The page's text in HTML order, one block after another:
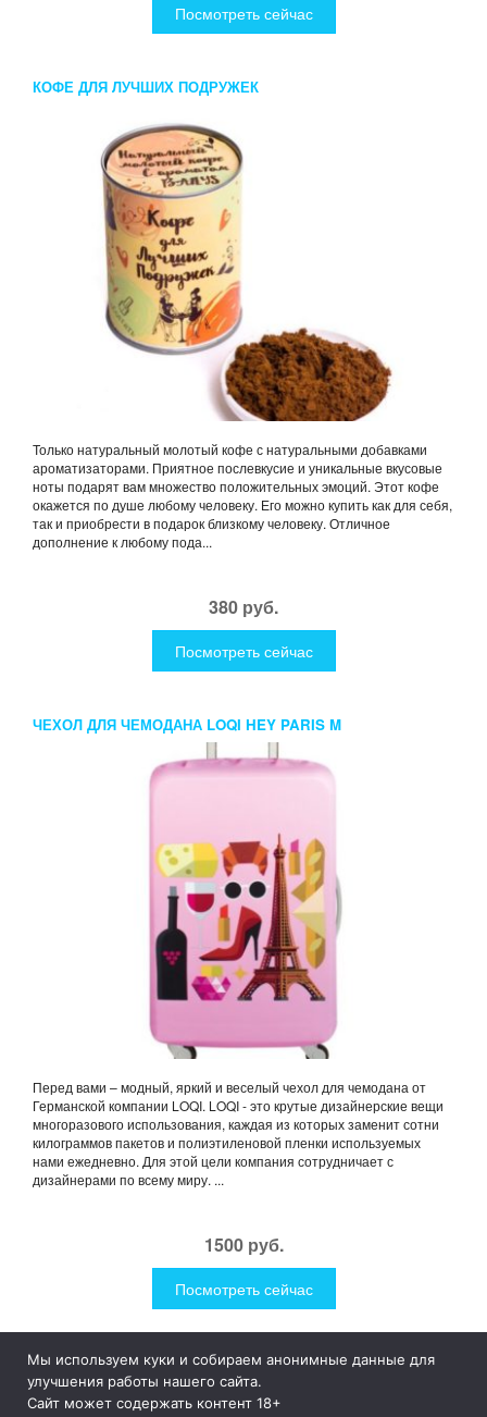
Посмотреть сейчас
КОФЕ ДЛЯ ЛУЧШИХ ПОДРУЖЕК
Только натуральный молотый кофе с натуральными добавками
ароматизаторами. Приятное послевкусие и уникальные вкусовые
ноты подарят вам множество положительных эмоций. Этот кофе
окажется по душе любому человеку. Его можно купить как для себя,
так и приобрести в подарок близкому человеку. Отличное
дополнение к любому пода...
380 руб.
Посмотреть сейчас
ЧЕХОЛ ДЛЯ ЧЕМОДАНА LOQI HEY PARIS M
Перед вами – модный, яркий и веселый чехол для чемодана от
Германской компании LOQI. LOQI - это крутые дизайнерские вещи
многоразового использования, каждая из которых заменит сотни
килограммов пакетов и полиэтиленовой пленки используемых
нами ежедневно. Для этой цели компания сотрудничает с
дизайнерами по всему миру. ...
1500 руб.
Посмотреть сейчас
1Like
Мы используем куки и собираем анонимные данные для
улучшения работы нашего сайта.
Сайт может содержать контент 18+